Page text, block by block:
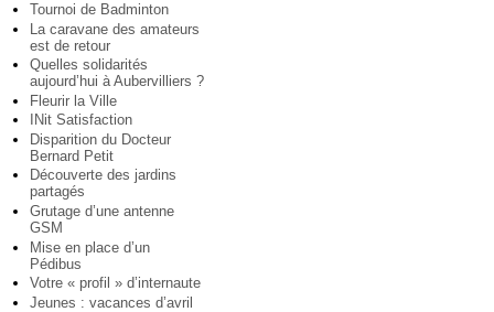
Tournoi de Badminton
La caravane des amateurs
est de retour
Quelles solidarités
aujourd’hui à Aubervilliers ?
Fleurir la Ville
INit Satisfaction
Disparition du Docteur
Bernard Petit
Découverte des jardins
partagés
Grutage d’une antenne
GSM
Mise en place d’un
Pédibus
Votre « profil » d’internaute
Jeunes : vacances d’avril